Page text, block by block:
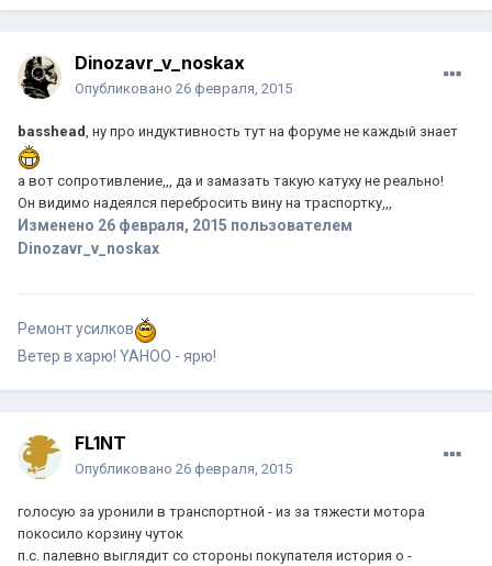
Dinozavr_v_noskax
Опубликовано 26 февраля, 2015
basshead, ну про индуктивность тут на форуме не каждый знает
а вот сопротивление,,, да и замазать такую катуху не реально!
Он видимо надеялся перебросить вину на траспортку,,,
Изменено 26 февраля, 2015 пользователем
Dinozavr_v_noskax
Ремонт усилков
Ветер в харю! YAHOO - ярю!
FL1NT
Опубликовано 26 февраля, 2015
голосую за уронили в транспортной - из за тяжести мотора
покосило корзину чуток
п.с. палевно выглядит со стороны покупателя история о -